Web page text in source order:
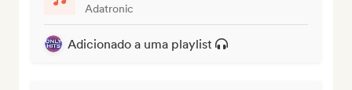
Adatronic
Adicionado a uma playlist